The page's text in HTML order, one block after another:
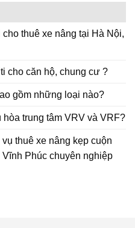
thuê xe nâng tại Hà Nội,
cho căn hộ, chung cư ?
gồm những loại nào?
trung tâm VRV và VRF?
thuê xe nâng kẹp cuộn
Phúc chuyên nghiệp